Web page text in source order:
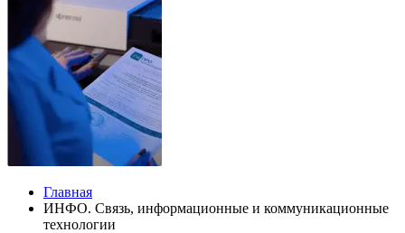
Главная
ИНФО. Связь, информационные и коммуникационные
технологии